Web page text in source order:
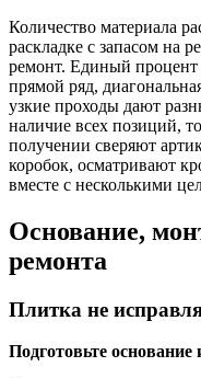
Количество материала
раскладке с запасом на
ремонт. Единый процент
прямой ряд,
узкие проходы дают
наличие всех позиций,
получении сверяют
коробок, осматривают
вместе с несколькими
Основание,
ремонта
Плитка не
Подготовьте